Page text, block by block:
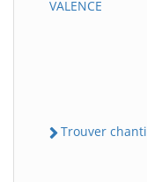
VALENCE
Trouver